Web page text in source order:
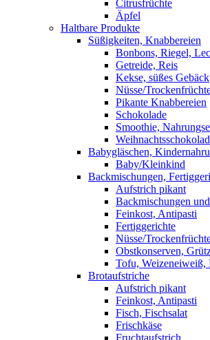
Citrusfrüchte
Äpfel
Haltbare Produkte
Süßigkeiten, Knabbereien
Bonbons, Riegel,
Getreide, Reis
Kekse, süßes Gebäck
Nüsse/
Pikante Knabbereien
Schokolade
Smoothie,
Babygläschen,
Baby/Kleinkind
Backmischungen,
Aufstrich pikant
Backmischungen
Feinkost, Antipasti
Fertiggerichte
Nüsse/
Obstkonserven,
Tofu, Weizeneiweiß,
Brotaufstriche
Aufstrich pikant
Feinkost, Antipasti
Fisch, Fischsalat
Frischkäse
Fruchtaufstrich